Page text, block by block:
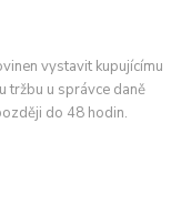
vystavit kupujícímu
tržbu u správce daně
do 48 hodin.